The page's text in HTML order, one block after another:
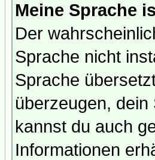
Meine Sprache
Der
Sprache nicht
Sprache
überzeugen,
kannst du auch
Informationen